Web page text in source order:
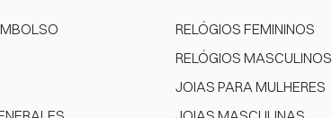
RELÓGIOS FEMININOS
RELÓGIOS MASCULINOS
JOIAS PARA MULHERES